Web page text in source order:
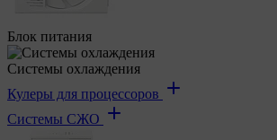
Блок питания
Системы охлаждения
Кулеры для процессоров
Системы СЖО